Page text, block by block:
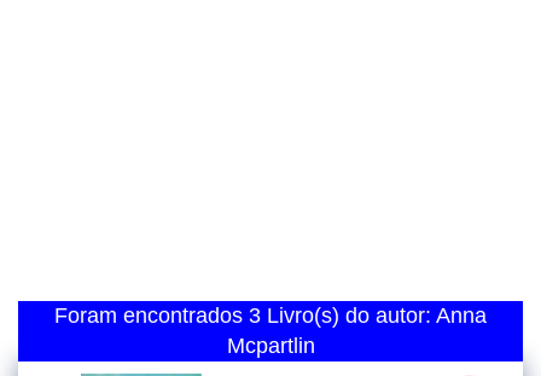
Foram encontrados 3 Livro(s) do autor: Anna
Mcpartlin